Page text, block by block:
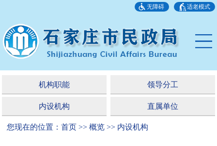
无障碍 适老模式
机构职能 领导分工
内设机构 直属单位
您现在的位置：首页 >> 概览 >> 内设机构